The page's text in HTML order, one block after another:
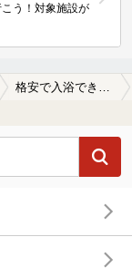
う！対象施設が